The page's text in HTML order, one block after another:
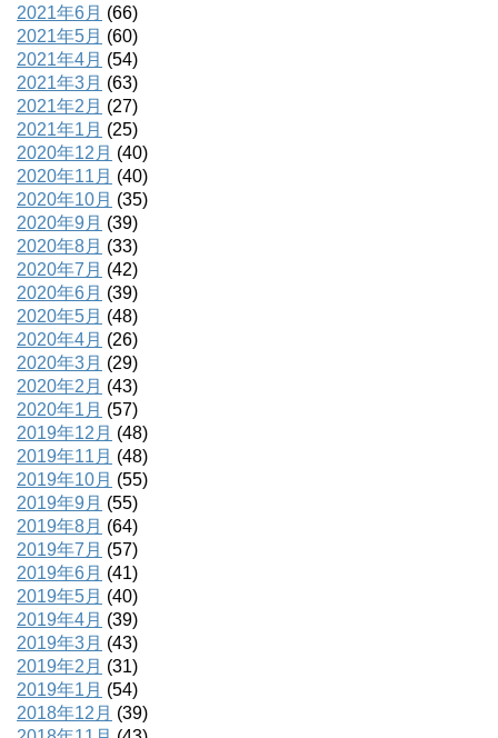
2021年6月 (66)
2021年5月 (60)
2021年4月 (54)
2021年3月 (63)
2021年2月 (27)
2021年1月 (25)
2020年12月 (40)
2020年11月 (40)
2020年10月 (35)
2020年9月 (39)
2020年8月 (33)
2020年7月 (42)
2020年6月 (39)
2020年5月 (48)
2020年4月 (26)
2020年3月 (29)
2020年2月 (43)
2020年1月 (57)
2019年12月 (48)
2019年11月 (48)
2019年10月 (55)
2019年9月 (55)
2019年8月 (64)
2019年7月 (57)
2019年6月 (41)
2019年5月 (40)
2019年4月 (39)
2019年3月 (43)
2019年2月 (31)
2019年1月 (54)
2018年12月 (39)